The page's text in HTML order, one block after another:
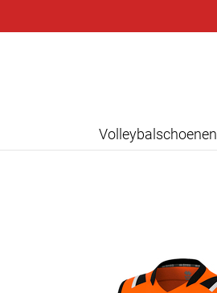
Volleybalschoenen